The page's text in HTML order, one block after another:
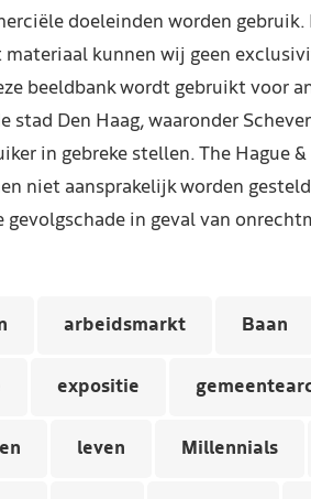
doeleinden worden
materiaal kunnen wij geen
beeldbank wordt gebruikt voor
stad Den Haag, waaronder
in gebreke stellen. The Hague
niet aansprakelijk worden
gevolgschade in geval van
arbeidsmarkt Baan
expositie
leven Millennials